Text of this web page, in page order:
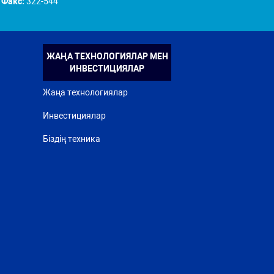
ЖАҢА ТЕХНОЛОГИЯЛАР МЕН
ИНВЕСТИЦИЯЛАР
Жаңа технологиялар
Инвестициялар
Біздің техника